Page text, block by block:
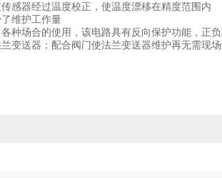
感器经过温度校正，使温度漂移在精度范围内
维护工作量
种场合的使用，该电路具有反向保护功能，正
变送器；配合阀门使法兰变送器维护再无需现